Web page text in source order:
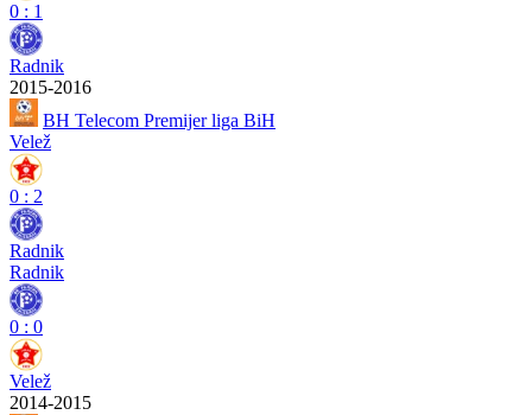
0 : 1
Radnik
2015-2016
BH Telecom Premijer liga BiH
Velež
0 : 2
Radnik
Radnik
0 : 0
Velež
2014-2015